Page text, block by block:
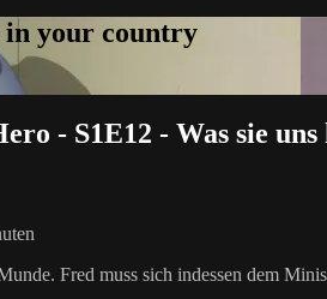
in your country
- S1E12 - Was sie
Fred muss sich indessen dem